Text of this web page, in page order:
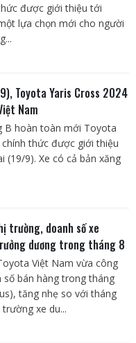
được giới thiệu tới
lựa chọn mới cho người
Toyota Yaris Cross 2024
Nam
B hoàn toàn mới Toyota
chính thức được giới thiệu
(19/9). Xe có cả bản xăng
trường, doanh số xe
dương trong tháng 8
Việt Nam vừa công
số bán hàng trong tháng
tăng nhẹ so với tháng
xe du...